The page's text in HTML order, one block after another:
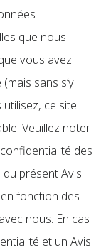
que nous
vous avez
sans s’y
ce site
Veuillez noter
des
présent Avis
fonction des
nous. En cas
et un Avis